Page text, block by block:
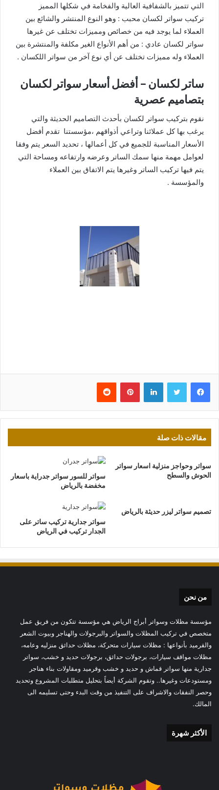
التي تتميز بالشفافية العالية والفخامة في شكلها المميز
تركيب سواتر لكسان محبب : وهو النوع المنتشر والشائع بين
العملاء لما يوجد فيه من خصائص ومميزات تختلف عن غيرها
سواتر لكسان عادي : من أهم الأنواع الغير مكلفة والمنتشرة بين
العملاء وله مميزات تختلف عن أي نوع آخر من سواتر اللكسان .
ساتر لكسان – أفضل أسعار سواتر لكسان
بتصاميم عصرية
نقوم بتركيب سواتر لكسان بأحدث التصاميم الحديثة والتي
يرغب بها كل عملائنا وتراعي أذواقهم ،مؤسستنا تقدم أفضل
الأسعار المناسبة للجميع في كل أعمالها ، تحديد السعر يتم وفقا
لعوامل مهمة منها سمك الساتر وعرضه وارتفاعه ومساحة التي
يتم فيها تركيب الساتر وغيرها يتم الاتفاق بين العملاء
والمؤسسة .
فيسبوك تويتر لينكدإن بينتيريست
مقالات ذات صلة
سواتر وحواجز منزلية اسعار سواتر
الحوش والسطح
سواتر للسور سواتر جدراية باسعار
مخفضة بالرياض
تصميم سواتر ليزر حديثة بالرياض
سواتر جدارية تركيب ساتر على
الجدار تركيب في الرياض
من نحن
مؤسسة مظلات وسواتر أبراج الرياض هي مؤسسة تتكون من فريق عمل
متخصص في تركيب المظلات والسواتر والبرجولات والهناجر وبيوت الشعر
والقرميد بأنواعها : مظلات سيارات متحركة، مظلات حدائق منزليه وعامه،
مظلات مواقف سيارات، برجولات حدائق، برجولات حديد و خشب، سواتر
جدارية منها سواتر قماش و حديد و خشب وقرميد ومقاولات بناء هناجر
ومستودعات وغيرها.. وتقوم الشركة أيضاً بتحليل متطلبات المشروع وتحديد
وحصر النفقات والاشراف على التنفيذ من وقت البدء وحتى تسليمه الى
المالك.
الأكثر شهرة